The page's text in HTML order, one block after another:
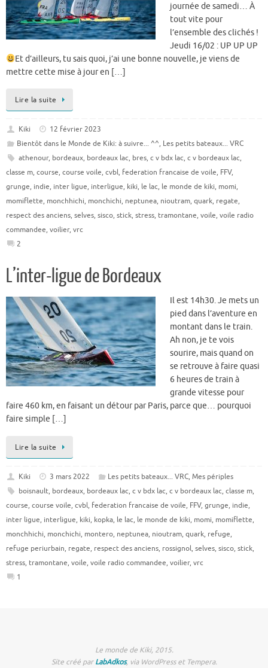
journée de samedi… À
tout vite pour
l’ensemble des clichés !
Jeudi 16/02 : UP UP UP
Et d’ailleurs, tu sais quoi, j’ai une bonne nouvelle, je viens de
mettre cette mise à jour en […]
Lire la suite
Kiki
12 février 2023
Bientôt dans le Monde de Kiki: à suivre... ^^, Les petits bateaux... VRC
athenour, bordeaux, bordeaux lac, bres, c v bdx lac, c v bordeaux lac,
classe m, course, course voile, cvbl, federation francaise de voile, FFV,
grunge, indie, inter ligue, interligue, kiki, le lac, le monde de kiki, momi,
momiflette, monchhichi, monchichi, neptunea, nioutram, quark, regate,
respect des anciens, selves, sisco, stick, stress, tramontane, voile, voile radio
commandee, voilier, vrc
2
L’inter-ligue de Bordeaux
Il est 14h30. Je mets un
pied dans l’aventure en
montant dans le train.
Ah non, je te vois
sourire, mais quand on
se retrouve à faire quasi
6 heures de train à
grande vitesse pour
faire 460 km, en faisant un détour par Paris, parce que… pourquoi
faire simple […]
Lire la suite
Kiki 3 mars 2022 Les petits bateaux... VRC, Mes périples
boisnault, bordeaux, bordeaux lac, c v bdx lac, c v bordeaux lac, classe m,
course, course voile, cvbl, federation francaise de voile, FFV, grunge, indie,
inter ligue, interligue, kiki, kopka, le lac, le monde de kiki, momi, momiflette,
monchhichi, monchichi, montero, neptunea, nioutram, quark, refuge,
refuge periurbain, regate, respect des anciens, rossignol, selves, sisco, stick,
stress, tramontane, voile, voile radio commandee, voilier, vrc
1
Le monde de Kiki, 2015.
Site créé parLabAdkos, via WordPress et Tempera.